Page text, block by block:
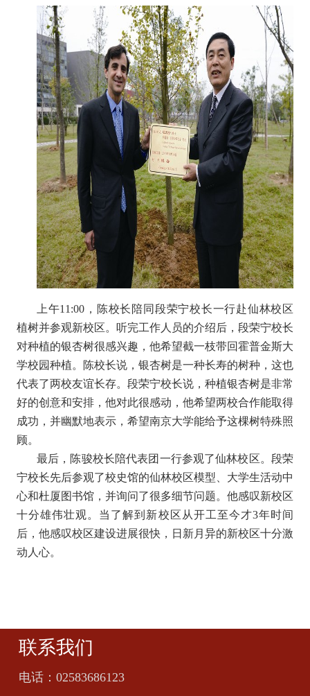
上午11:00，陈校长陪同段荣宁校长一行赴仙林校区
植树并参观新校区。听完工作人员的介绍后，段荣宁校长
对种植的银杏树很感兴趣，他希望截一枝带回霍普金斯大
学校园种植。陈校长说，银杏树是一种长寿的树种，这也
代表了两校友谊长存。段荣宁校长说，种植银杏树是非常
好的创意和安排，他对此很感动，他希望两校合作能取得
成功，并幽默地表示，希望南京大学能给予这棵树特殊照
顾。
最后，陈骏校长陪代表团一行参观了仙林校区。段荣
宁校长先后参观了校史馆的仙林校区模型、大学生活动中
心和杜厦图书馆，并询问了很多细节问题。他感叹新校区
十分雄伟壮观。当了解到新校区从开工至今才3年时间
后，他感叹校区建设进展很快，日新月异的新校区十分激
动人心。
联系我们
电话： 02583686123